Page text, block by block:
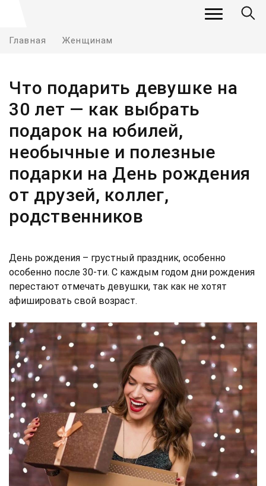
Главная Женщинам
Что подарить девушке на
30 лет — как выбрать
подарок на юбилей,
необычные и полезные
подарки на День рождения
от друзей, коллег,
родственников
День рождения – грустный праздник, особенно
особенно после 30-ти. С каждым годом дни рождения
перестают отмечать девушки, так как не хотят
афишировать свой возраст.